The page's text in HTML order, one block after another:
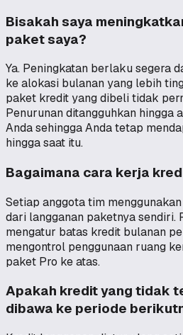
Bisakah saya
paket saya?
Ya. Peningkatan berlaku segera
ke alokasi bulanan yang lebih
paket kredit yang dibeli tidak
Penurunan ditangguhkan hingga
Anda sehingga Anda tetap
hingga saat itu.
Bagaimana cara kerja
Setiap anggota tim
dari langganan paketnya sendiri.
mengatur batas kredit bulanan
mengontrol penggunaan ruang
paket Pro ke atas.
Apakah kredit yang tidak
dibawa ke periode